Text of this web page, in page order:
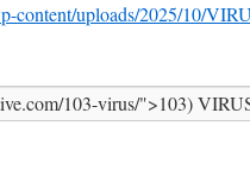
content/uploads/2025/10/